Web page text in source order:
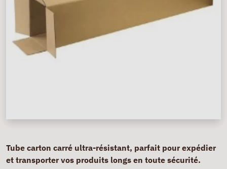
Tube carton carré ultra-résistant, parfait pour expédier
et transporter vos produits longs en toute sécurité.